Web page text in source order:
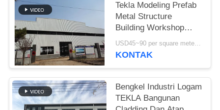
SITEMAP
KEBIJAKAN
PRIVASI
Tekla Modeling Prefab
Metal Structure
Building Workshop
Kekuatan Tinggi
USD45~90 per square meter MOQ:1000 meter persegi
KONTAK
Bengkel Industri Logam
TEKLA Bangunan